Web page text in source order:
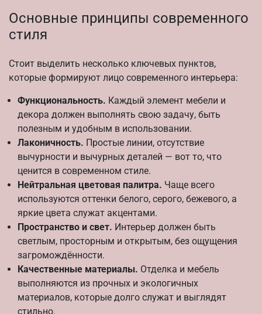
Основные принципы современного
стиля
Стоит выделить несколько ключевых пунктов,
которые формируют лицо современного интерьера:
Функциональность. Каждый элемент мебели и
декора должен выполнять свою задачу, быть
полезным и удобным в использовании.
Лаконичность. Простые линии, отсутствие
вычурности и вычурных деталей — вот то, что
ценится в современном стиле.
Нейтральная цветовая палитра. Чаще всего
используются оттенки белого, серого, бежевого, а
яркие цвета служат акцентами.
Пространство и свет. Интерьер должен быть
светлым, просторным и открытым, без ощущения
загромождённости.
Качественные материалы. Отделка и мебель
выполняются из прочных и экологичных
материалов, которые долго служат и выглядят
стильно.